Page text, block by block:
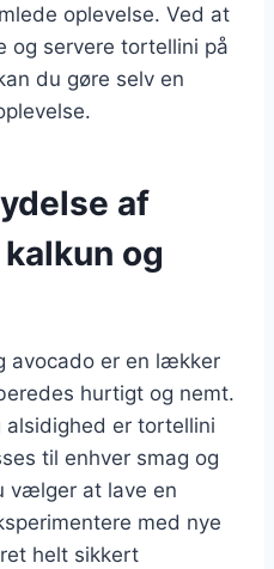
oplevelse. Ved at
og servere tortellini på
du gøre selv en
af
og
avocado er en lækker
hurtigt og nemt.
alsidighed er tortellini
til enhver smag og
vælger at lave en
med nye
helt sikkert